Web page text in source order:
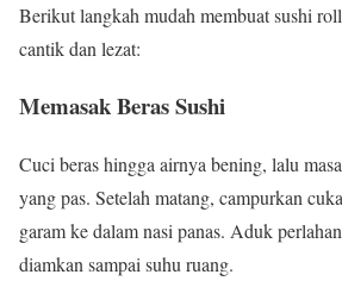
Berikut langkah mudah membuat sushi
cantik dan lezat:
Memasak Beras Sushi
Cuci beras hingga airnya bening, lalu
yang pas. Setelah matang, campurkan
garam ke dalam nasi panas. Aduk
diamkan sampai suhu ruang.